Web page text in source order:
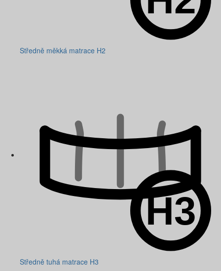
Středně měkká matrace H2
Středně tuhá matrace H3